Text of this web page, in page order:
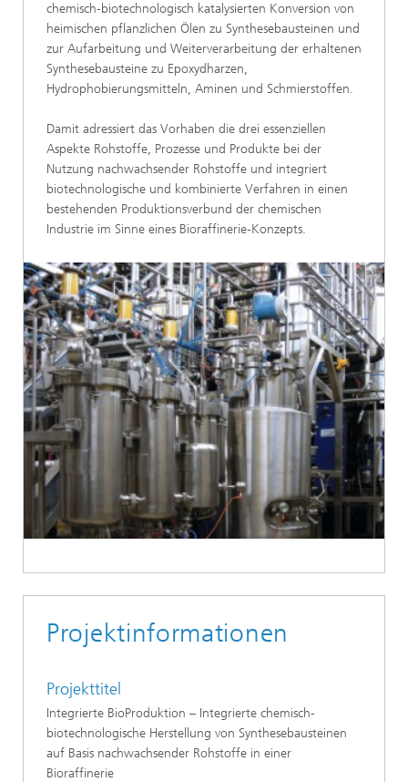
chemisch‑biotechnologisch katalysierten Konversion von
heimischen pflanzlichen Ölen zu Synthesebausteinen und
zur Aufarbeitung und Weiterverarbeitung der erhaltenen
Synthesebausteine zu Epoxydharzen,
Hydrophobierungsmitteln, Aminen und Schmierstoffen.
Damit adressiert das Vorhaben die drei essenziellen
Aspekte Rohstoffe, Prozesse und Produkte bei der
Nutzung nachwachsender Rohstoffe und integriert
biotechnologische und kombinierte Verfahren in einen
bestehenden Produktionsverbund der chemischen
Industrie im Sinne eines Bioraffinerie‑Konzepts.
Projektinformationen
Projekttitel
Integrierte BioProduktion – Integrierte chemisch-
biotechnologische Herstellung von Synthesebausteinen
auf Basis nachwachsender Rohstoffe in einer
Bioraffinerie